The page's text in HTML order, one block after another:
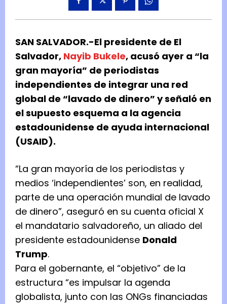
SAN SALVADOR.-El presidente de El
Salvador, Nayib Bukele, acusó ayer a “la
gran mayoría” de periodistas
independientes de integrar una red
global de “lavado de dinero” y señaló en
el supuesto esquema a la agencia
estadounidense de ayuda internacional
(USAID).
“La gran mayoría de los periodistas y
medios ‘independientes’ son, en realidad,
parte de una operación mundial de lavado
de dinero”, aseguró en su cuenta oficial X
el mandatario salvadoreño, un aliado del
presidente estadounidense Donald
Trump.
Para el gobernante, el “objetivo” de la
estructura “es impulsar la agenda
globalista, junto con las ONGs financiadas